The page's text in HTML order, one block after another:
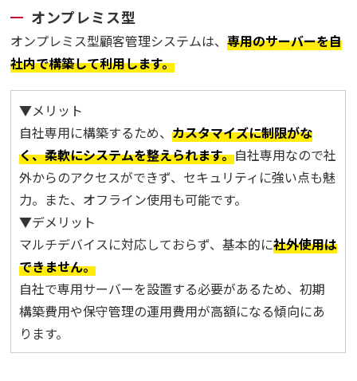
オンプレミス型
オンプレミス型顧客管理システムは、専用のサーバーを自
社内で構築して利用します。
▼メリット
自社専用に構築するため、カスタマイズに制限がな
く、柔軟にシステムを整えられます。自社専用なので社
外からのアクセスができず、セキュリティに強い点も魅
力。また、オフライン使用も可能です。
▼デメリット
マルチデバイスに対応しておらず、基本的に社外使用は
できません。
自社で専用サーバーを設置する必要があるため、初期
構築費用や保守管理の運用費用が高額になる傾向にあ
ります。